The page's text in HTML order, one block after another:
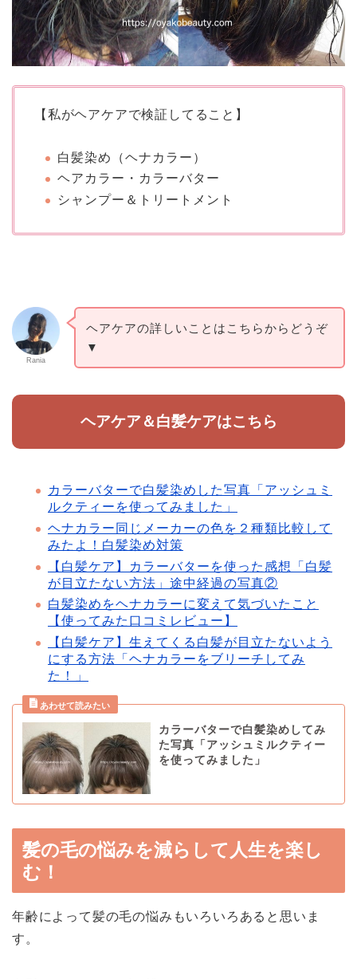
【私がヘアケアで検証してること】
白髪染め（ヘナカラー）
ヘアカラー・カラーバター
シャンプー＆トリートメント
Rania
ヘアケアの詳しいことはこちらからどうぞ
▼
ヘアケア＆白髪ケアはこちら
カラーバターで白髪染めした写真「アッシュミ
ルクティーを使ってみました」
ヘナカラー同じメーカーの色を２種類比較して
みたよ！白髪染め対策
【白髪ケア】カラーバターを使った感想「白髪
が目立たない方法」途中経過の写真②
白髪染めをヘナカラーに変えて気づいたこと
【使ってみた口コミレビュー】
【白髪ケア】生えてくる白髪が目立たないよう
にする方法「ヘナカラーをブリーチしてみ
た！」
カラーバターで白髪染めしてみ
た写真「アッシュミルクティー
を使ってみました」
髪の毛の悩みを減らして人生を楽し
む！
年齢によって髪の毛の悩みもいろいろあると思いま
す。